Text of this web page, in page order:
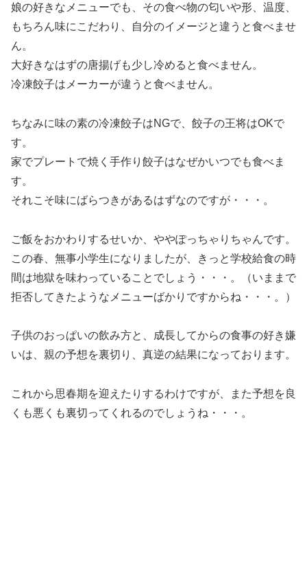
娘の好きなメニューでも、その食べ物の匂いや形、温度、
もちろん味にこだわり、自分のイメージと違うと食べませ
ん。
大好きなはずの唐揚げも少し冷めると食べません。
冷凍餃子はメーカーが違うと食べません。
ちなみに味の素の冷凍餃子はNGで、餃子の王将はOKで
す。
家でプレートで焼く手作り餃子はなぜかいつでも食べま
す。
それこそ味にばらつきがあるはずなのですが・・・。
ご飯をおかわりするせいか、ややぽっちゃりちゃんです。
この春、無事小学生になりましたが、きっと学校給食の時
間は地獄を味わっていることでしょう・・・。（いままで
拒否してきたようなメニューばかりですからね・・・。）
子供のおっぱいの飲み方と、成長してからの食事の好き嫌
いは、親の予想を裏切り、真逆の結果になっております。
これから思春期を迎えたりするわけですが、また予想を良
くも悪くも裏切ってくれるのでしょうね・・・。